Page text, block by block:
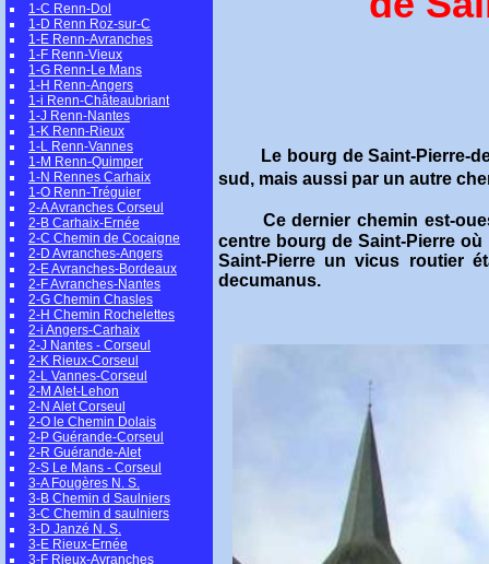
1-C Renn-Dol
1-D Renn Roz-sur-C
1-E Renn-Avranches
1-F Renn-Vieux
1-G Renn-Le Mans
1-H Renn-Angers
1-i Renn-Châteaubriant
1-J Renn-Nantes
1-K Renn-Rieux
1-L Renn-Vannes
1-M Renn-Quimper
1-N Rennes Carhaix
1-O Renn-Tréguier
2-A Avranches Corseul
2-B Carhaix-Ernée
2-C Chemin de Cocaigne
2-D Avranches-Angers
2-E Avranches-Bordeaux
2-F Avranches-Nantes
2-G Chemin Chasles
2-H Chemin Rochelettes
2-i Angers-Carhaix
2-J Nantes - Corseul
2-K Rieux-Corseul
2-L Vannes-Corseul
2-M Alet-Lehon
2-N Alet Corseul
2-O le Chemin Dolais
2-P Guérande-Corseul
2-R Guérande-Alet
2-S Le Mans - Corseul
3-A Fougères N. S.
3-B Chemin d Saulniers
3-C Chemin d saulniers
3-D Janzé N. S.
3-E Rieux-Ernée
3-F Rieux-Avranches
Le bourg de Saint-Pierre-
sud, mais aussi par un autre
Ce dernier chemin est-
centre bourg de Saint-Pierre
Saint-Pierre un vicus routier
decumanus.